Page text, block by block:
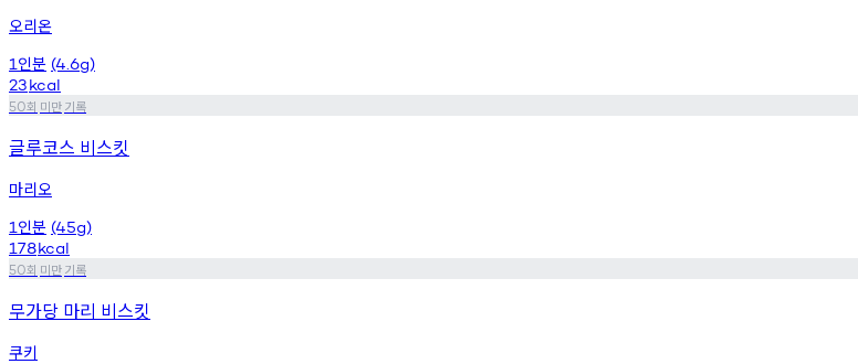
오리온
1 인분 (4.6g)
23kcal
50회 미만기록
글루코스 비스킷
마리오
1 인분 (45g)
178kcal
50회 미만기록
무가당 마리 비스킷
쿠키